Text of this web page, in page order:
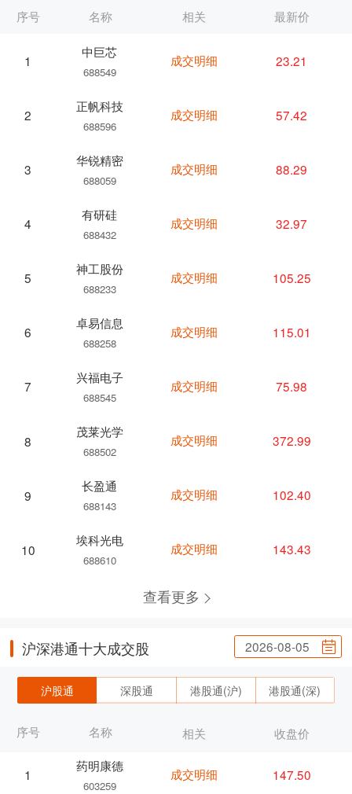
序号 名称
1
中巨芯
688549
2
正帆科技
688596
3
华锐精密
688059
4
有研硅
688432
5
神工股份
688233
6
卓易信息
688258
7
兴福电子
688545
8
茂莱光学
688502
9
长盈通
688143
10
埃科光电
688610
相关 最新价
成交明细 23.21
成交明细 57.42
成交明细 88.29
成交明细 32.97
成交明细 105.25
成交明细 115.01
成交明细 75.98
成交明细 372.99
成交明细 102.40
成交明细 143.43
查看更多
沪深港通十大成交股 2026-08-05
沪股通 深股通 港股通(沪) 港股通(深)
序号 名称
1
药明康德
603259
相关 收盘价
成交明细 147.50